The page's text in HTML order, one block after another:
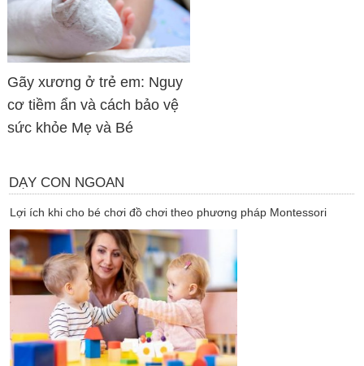
Gãy xương ở trẻ em: Nguy
cơ tiềm ẩn và cách bảo vệ
sức khỏe Mẹ và Bé
DẠY CON NGOAN
Lợi ích khi cho bé chơi đồ chơi theo phương pháp Montessori